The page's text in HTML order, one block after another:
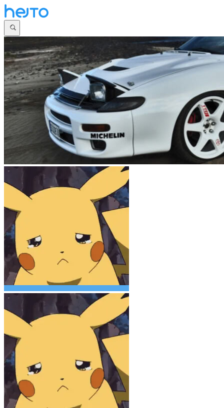
Główna Najnowsze
Zaloguj się